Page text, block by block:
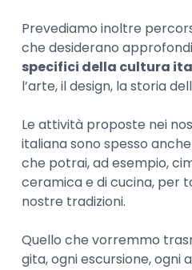
Prevediamo inoltre
che desiderano
specifici della cultura
l’arte, il design, la storia
Le attività proposte nei
italiana sono spesso
che potrai, ad esempio,
ceramica e di cucina, per
nostre tradizioni.
Quello che vorremmo
gita, ogni escursione, ogni